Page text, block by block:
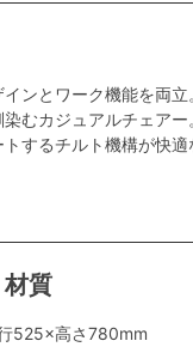
ンとワーク機能を両立
むカジュアルチェアー
するチルト機構が快
質
525×高さ780mm